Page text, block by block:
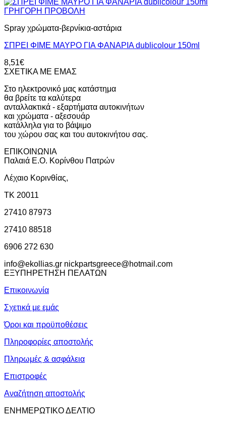
ΓΡΗΓΟΡΗ ΠΡΟΒΟΛΗ
Spray χρώματα-βερνίκια-αστάρια
ΣΠΡΕΙ ΦΙΜΕ ΜΑΥΡΟ ΓΙΑ ΦΑΝΑΡΙΑ dublicolour 150ml
8,51€
ΣΧΕΤΙΚΑ ΜΕ ΕΜΑΣ
Στο ηλεκτρονικό μας κατάστημα
θα βρείτε τα καλύτερα
ανταλλακτικά - εξαρτήματα αυτοκινήτων
και χρώματα - αξεσουάρ
κατάλληλα για το βάψιμο
του χώρου σας και του αυτοκινήτου σας.
ΕΠΙΚΟΙΝΩΝΙΑ
Παλαιά Ε.Ο. Κορίνθου Πατρών
Λέχαιο Κορινθίας,
ΤΚ 20011
27410 87973
27410 88518
6906 272 630
info@ekollias.gr nickpartsgreece@hotmail.com
ΕΞΥΠΗΡΕΤΗΣΗ ΠΕΛΑΤΩΝ
Επικοινωνία
Σχετικά με εμάς
Όροι και προϋποθέσεις
Πληροφορίες αποστολής
Πληρωμές & ασφάλεια
Επιστροφές
Αναζήτηση αποστολής
ΕΝΗΜΕΡΩΤΙΚΟ ΔΕΛΤΙΟ